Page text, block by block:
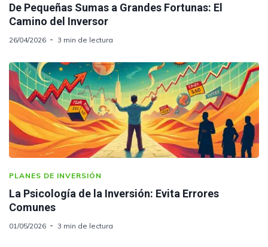
De Pequeñas Sumas a Grandes Fortunas: El
Camino del Inversor
26/04/2026 3 min de lectura
PLANES DE INVERSIÓN
La Psicología de la Inversión: Evita Errores
Comunes
01/05/2026 3 min de lectura